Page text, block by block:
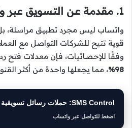
1. مقدمة عن التسويق عبر واتساب
واتساب ليس مجرد تطبيق مراسلة،
قوية تتيح للشركات التواصل مع
وفقًا للإحصائيات، فإن معدلات
98%
، مما يجعلها واحدة من أكثر
SMS Control: حملات رسائل تسويقية
اضغط للتواصل عبر واتساب